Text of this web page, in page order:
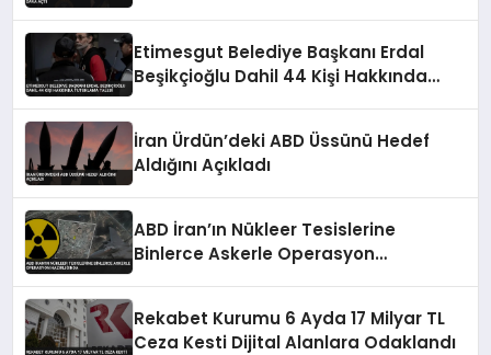
Etimesgut Belediye Başkanı Erdal
Beşikçioğlu Dahil 44 Kişi Hakkında
İran Ürdün’deki ABD Üssünü Hedef
Aldığını Açıkladı
ABD İran’ın Nükleer Tesislerine
Binlerce Askerle Operasyon
Rekabet Kurumu 6 Ayda 17 Milyar TL
Ceza Kesti Dijital Alanlara Odaklandı